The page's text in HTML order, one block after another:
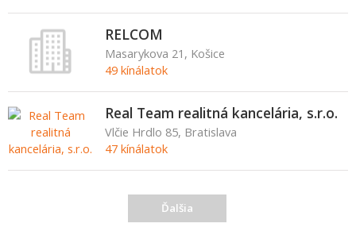
RELCOM
Masarykova 21, Košice
49 kínálatok
Real Team realitná kancelária, s.r.o.
Vlčie Hrdlo 85, Bratislava
47 kínálatok
Ďalšia